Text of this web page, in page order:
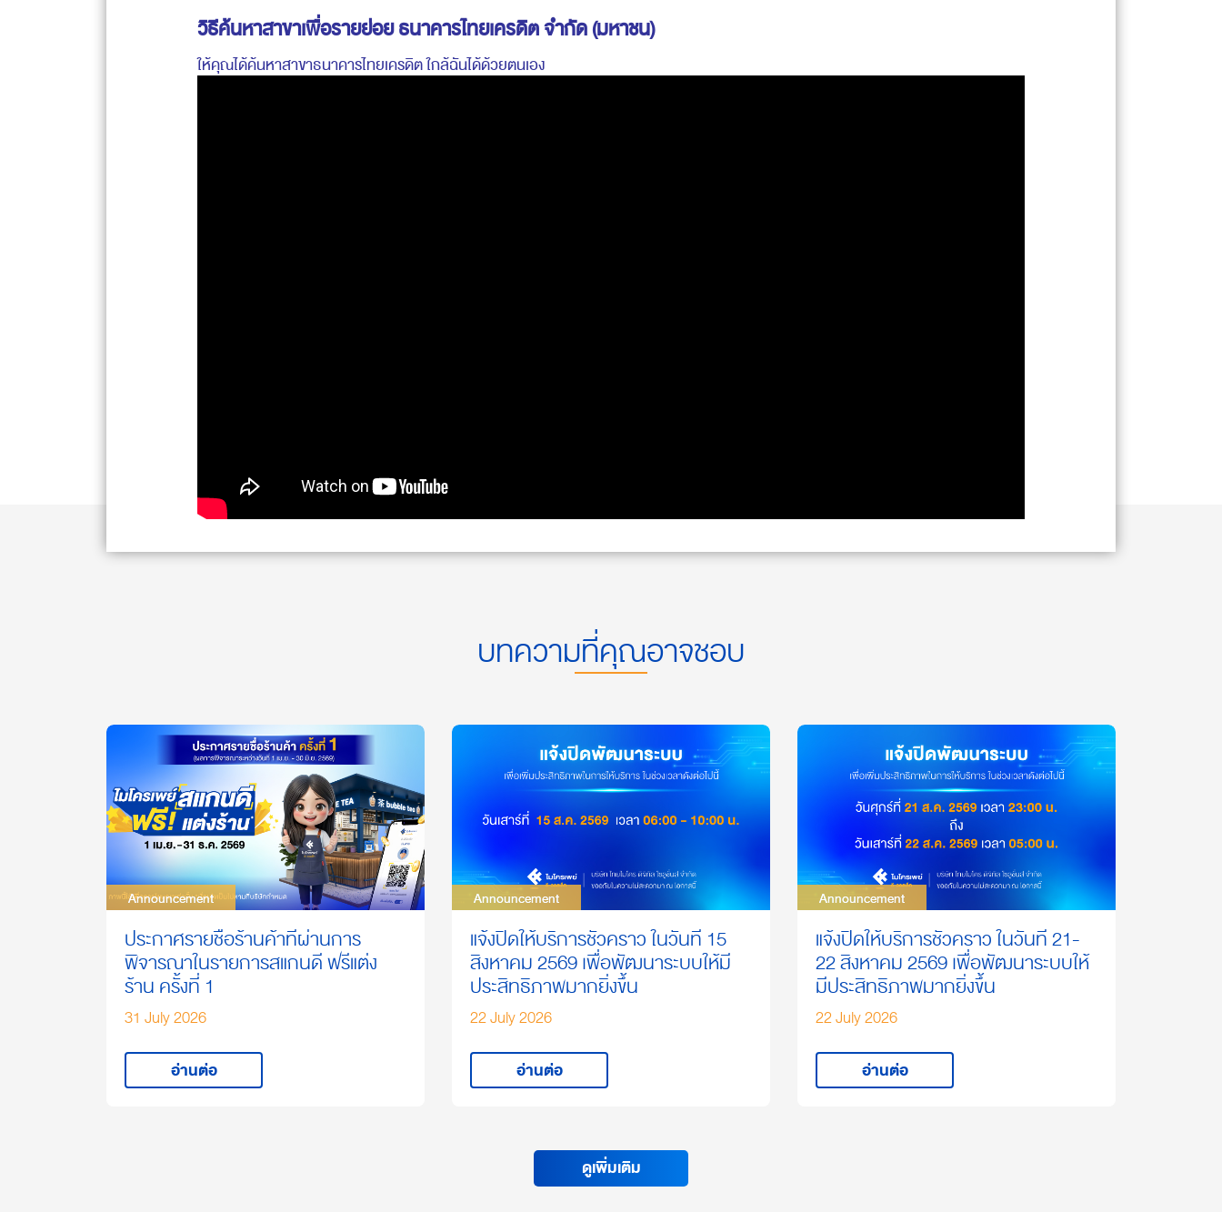
วิธีค้นหาสาขาเพื่อรายย่อย ธนาคารไทยเครดิต จำกัด (มหาชน)
ให้คุณได้ค้นหาสาขาธนาคารไทยเครดิต ใกล้ฉันได้ด้วยตนเอง
บทความที่คุณอาจชอบ
Announcement
Announcement
ประกาศรายชื่อร้านค้าที่ผ่านการ
พิจารณาในรายการสแกนดี ฟรีแต่ง
ร้าน ครั้งที่ 1
31 July 2026
อ่านต่อ
Announcement
Announcement
แจ้งปิดให้บริการชั่วคราว ในวันที่ 15
สิงหาคม 2569 เพื่อพัฒนาระบบให้มี
ประสิทธิภาพมากยิ่งขึ้น
22 July 2026
อ่านต่อ
Announcement
Announcement
แจ้งปิดให้บริการชั่วคราว ในวันที่ 21-
22 สิงหาคม 2569 เพื่อพัฒนาระบบให้
มีประสิทธิภาพมากยิ่งขึ้น
22 July 2026
อ่านต่อ
ดูเพิ่มเติม